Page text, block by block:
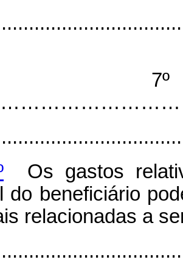
Os gastos
do beneficiário
relacionadas a